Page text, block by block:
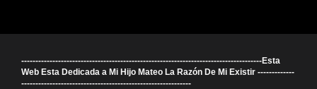
-------------------------------------------------------------------------------------Esta
Web Esta Dedicada a Mi Hijo Mateo La Razón De Mi Existir -------------
------------------------------------------------------------